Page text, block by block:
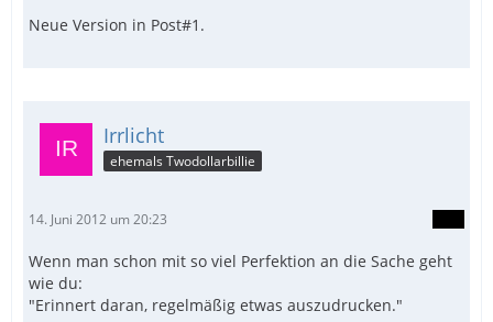
Neue Version in Post#1.
Irrlicht
ehemals Twodollarbillie
14. Juni 2012 um 20:23
Wenn man schon mit so viel Perfektion an die Sache geht
wie du:
"Erinnert daran, regelmäßig etwas auszudrucken."